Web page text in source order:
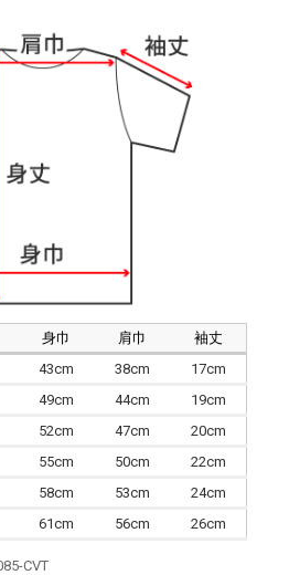
身巾 肩巾
袖丈
43cm 38cm
17cm
49cm 44cm
19cm
52cm 47cm
20cm
55cm 50cm
22cm
58cm 53cm
24cm
61cm 56cm 26cm
CVT